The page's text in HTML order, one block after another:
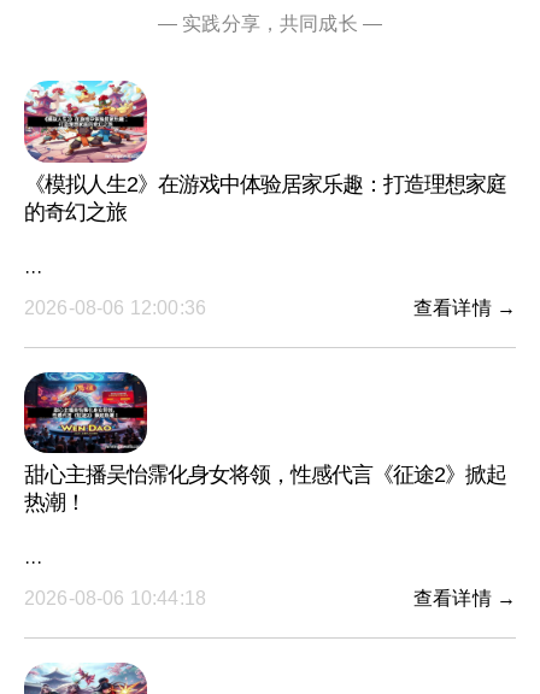
— 实践分享，共同成长 —
《模拟人生2》在游戏中体验居家乐趣：打造理想家庭
的奇幻之旅
···
2026-08-06 12:00:36
查看详情 →
甜心主播吴怡霈化身女将领，性感代言《征途2》掀起
热潮！
···
2026-08-06 10:44:18
查看详情 →